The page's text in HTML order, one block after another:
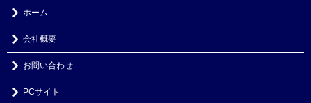
ホーム
会社概要
お問い合わせ
PCサイト